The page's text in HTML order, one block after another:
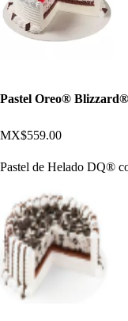
Pastel Oreo® Blizzard®
MX$559.00
Pastel de Helado DQ®